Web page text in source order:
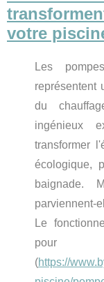
votre
Les
représentent
du
ingénieux
transformer
écologique,
baignade.
parviennent-
Le
(https://